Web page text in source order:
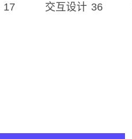
17 交互设计 36